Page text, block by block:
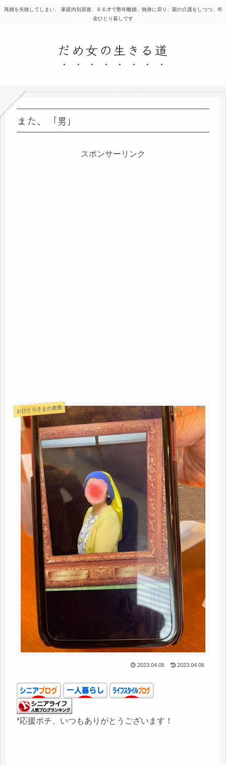
再婚を失敗してしまい、 家庭内別居後、６６才で塾年離婚、独身に戻り、親の介護をしつつ、年
金ひとり暮しです
だめ女の生きる道
また、「男」
スポンサーリンク
おひとりさまの老後
2023.04.05 2023.04.06
*応援ポチ、いつもありがとうございます！